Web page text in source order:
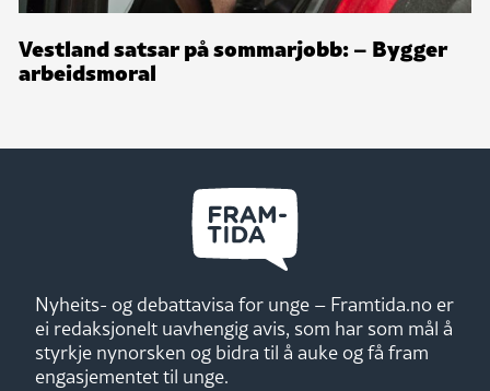
Vestland satsar på sommarjobb: – Bygger
arbeidsmoral
Nyheits- og debattavisa for unge – Framtida.no er
ei redaksjonelt uavhengig avis, som har som mål å
styrkje nynorsken og bidra til å auke og få fram
engasjementet til unge.